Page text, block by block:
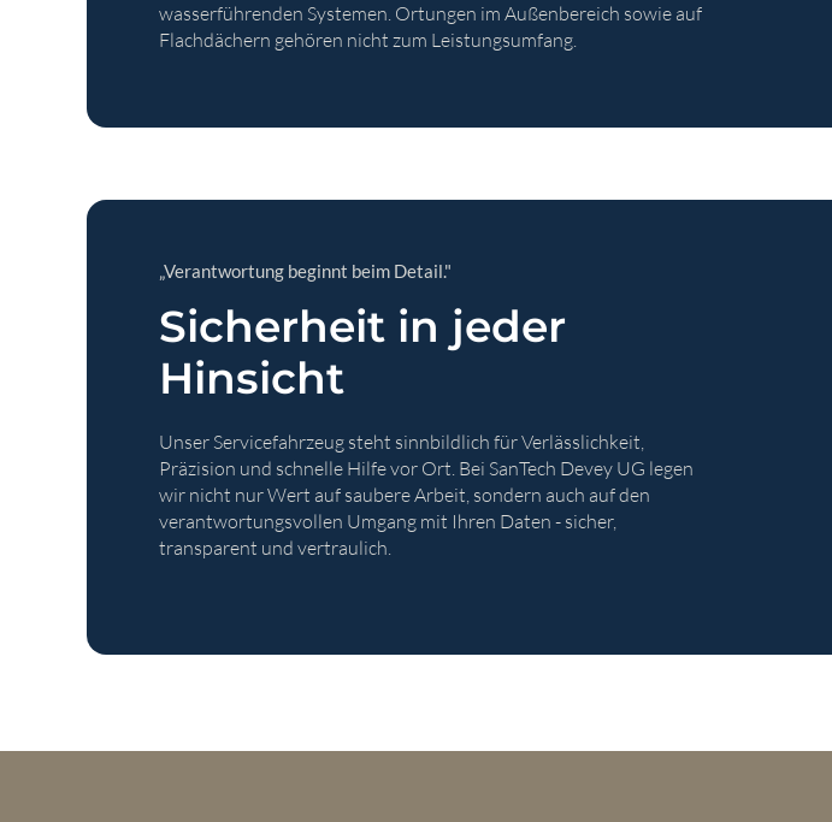
wasserführenden Systemen. Ortungen im Außenbereich sowie auf
Flachdächern gehören nicht zum Leistungsumfang.
„Verantwortung beginnt beim Detail."
Sicherheit in jeder
Hinsicht
Unser Servicefahrzeug steht sinnbildlich für Verlässlichkeit,
Präzision und schnelle Hilfe vor Ort. Bei SanTech Devey UG legen
wir nicht nur Wert auf saubere Arbeit, sondern auch auf den
verantwortungsvollen Umgang mit Ihren Daten - sicher,
transparent und vertraulich.